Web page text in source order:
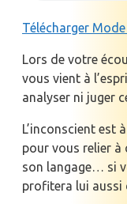
Télécharger
Lors de votre
vous vient à
analyser ni juger
L’inconscient est
pour vous relier à
son langage… si
profitera lui aussi